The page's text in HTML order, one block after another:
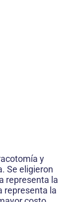
y
Se eligieron
representa la
representa la